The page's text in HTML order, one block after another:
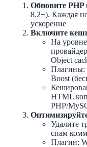
Обновите PHP
8.2+). Каждая
ускорение
Включите
На
Object
Плагины:
Boost
HTML
PHP/
Удалите
спам
Плагин: